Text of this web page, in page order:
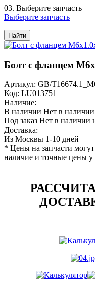
03. Выберите запчасть
Выберите запчасть
Найти
Болт с фланцем
Артикул: GB/
Код: LU013751
Наличие:
В наличии Нет в
Под заказ Нет в наличии
Доставка:
Из Москвы 1-10 дней
* Цены на запчасти
наличие и точные цены